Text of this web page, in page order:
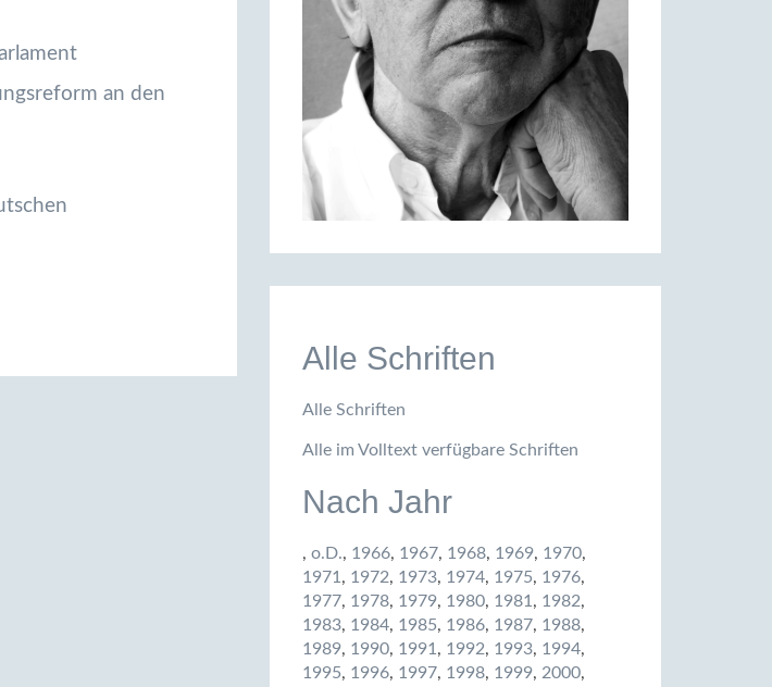
an den
Alle Schriften
Alle Schriften
Alle im Volltext verfügbare Schriften
Nach Jahr
, o.D., 1966, 1967, 1968, 1969, 1970,
1971 , 1972, 1973, 1974, 1975, 1976,
1977, 1978, 1979, 1980, 1981 , 1982,
1983, 1984, 1985, 1986, 1987, 1988,
1989, 1990, 1991 , 1992, 1993, 1994,
1995, 1996, 1997, 1998, 1999, 2000,